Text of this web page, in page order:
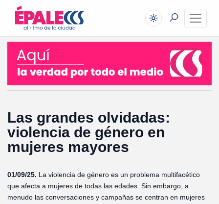
Las grandes olvidadas:
violencia de género en
mujeres mayores
01/09/25. La violencia de género es un problema multifacético
que afecta a mujeres de todas las edades. Sin embargo, a
menudo las conversaciones y campañas se centran en mujeres